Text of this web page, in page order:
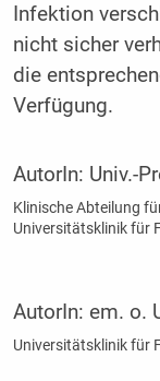
Infektion
nicht sicher
die
Verfügung.
AutorIn: Univ.-
Klinische Abteilung
Universitätsklinik für
AutorIn: em. o.
Universitätsklinik für